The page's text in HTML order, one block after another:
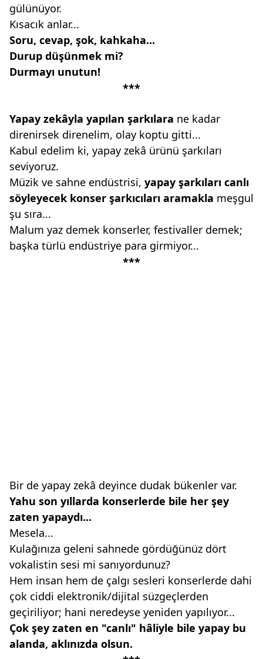
gülünüyor.
Kısacık anlar...
Soru, cevap, şok, kahkaha...
Durup düşünmek mi?
Durmayı unutun!
***
Yapay zekâyla yapılan şarkılara ne kadar
direnirsek direnelim, olay koptu gitti...
Kabul edelim ki, yapay zekâ ürünü şarkıları
seviyoruz.
Müzik ve sahne endüstrisi, yapay şarkıları canlı
söyleyecek konser şarkıcıları aramakla meşgul
şu sıra...
Malum yaz demek konserler, festivaller demek;
başka türlü endüstriye para girmiyor...
***
Bir de yapay zekâ deyince dudak bükenler var.
Yahu son yıllarda konserlerde bile her şey
zaten yapaydı...
Mesela...
Kulağınıza geleni sahnede gördüğünüz dört
vokalistin sesi mi sanıyordunuz?
Hem insan hem de çalgı sesleri konserlerde dahi
çok ciddi elektronik/dijital süzgeçlerden
geçiriliyor; hani neredeyse yeniden yapılıyor...
Çok şey zaten en "canlı" hâliyle bile yapay bu
alanda, aklınızda olsun.